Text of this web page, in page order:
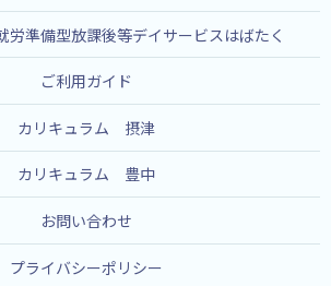
準備型放課後等デイサービスはばたく
ご利用ガイド
カリキュラム 摂津
カリキュラム 豊中
お問い合わせ
プライバシーポリシー